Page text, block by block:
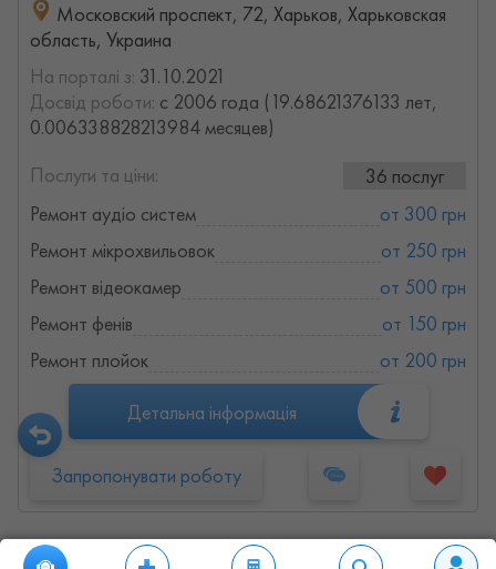
Московский проспект, 72, Харьков, Харьковская
область, Украина
На порталі з: 31.10.2021
Досвід роботи: с 2006 года (19.68621376133 лет,
0.006338828213984 месяцев)
Послуги та ціни:
36 послуг
Ремонт аудіо систем
от 300 грн
Ремонт мікрохвильовок
от 250 грн
Ремонт відеокамер
от 500 грн
Ремонт фенів
от 150 грн
Ремонт плойок
от 200 грн
Детальна інформація
Запропонувати роботу